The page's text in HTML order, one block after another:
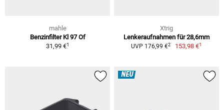
mahle
Benzinfilter Kl 97 Of
31,99 €1
Xtrig
Lenkeraufnahmen für 28,6mm
UVP 176,99 €2 153,98 €1
NEU